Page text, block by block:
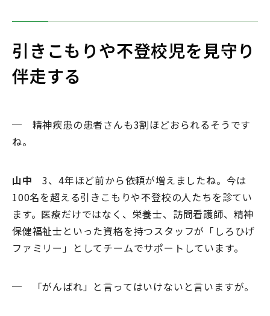
引きこもりや不登校児を見守り
伴走する
─ 精神疾患の患者さんも3割ほどおられるそうです
ね。
山中 3、4年ほど前から依頼が増えましたね。今は
100名を超える引きこもりや不登校の人たちを診てい
ます。医療だけではなく、栄養士、訪問看護師、精神
保健福祉士といった資格を持つスタッフが「しろひげ
ファミリー」としてチームでサポートしています。
─ 「がんばれ」と言ってはいけないと言いますが。